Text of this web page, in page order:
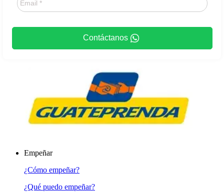
Contáctanos
Empeñar
¿Cómo empeñar?
¿Qué puedo empeñar?